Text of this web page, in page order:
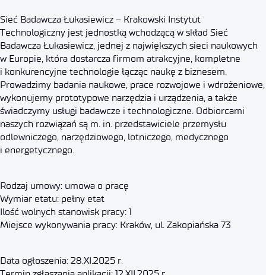
Sieć Badawcza Łukasiewicz – Krakowski Instytut
Technologiczny jest jednostką wchodzącą w skład Sieć
Badawcza Łukasiewicz, jednej z największych sieci naukowych
w Europie, która dostarcza firmom atrakcyjne, kompletne
i konkurencyjne technologie łącząc naukę z biznesem.
Prowadzimy badania naukowe, prace rozwojowe i wdrożeniowe,
wykonujemy prototypowe narzędzia i urządzenia, a także
świadczymy usługi badawcze i technologiczne. Odbiorcami
naszych rozwiązań są m. in. przedstawiciele przemysłu
odlewniczego, narzędziowego, lotniczego, medycznego
i energetycznego.
Rodzaj umowy: umowa o pracę
Wymiar etatu: pełny etat
Ilość wolnych stanowisk pracy: 1
Miejsce wykonywania pracy: Kraków, ul. Zakopiańska 73
Data ogłoszenia: 28.XI.2025 r.